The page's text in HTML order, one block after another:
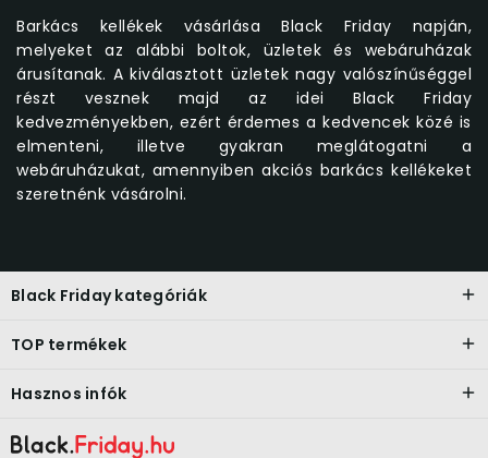
Barkács kellékek vásárlása Black Friday napján,
melyeket az alábbi boltok, üzletek és webáruházak
árusítanak. A kiválasztott üzletek nagy valószínűséggel
részt vesznek majd az idei Black Friday
kedvezményekben, ezért érdemes a kedvencek közé is
elmenteni, illetve gyakran meglátogatni a
webáruházukat, amennyiben akciós barkács kellékeket
szeretnénk vásárolni.
Black Friday kategóriák
TOP termékek
Hasznos infók